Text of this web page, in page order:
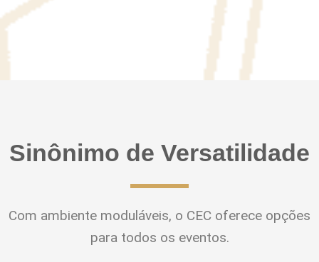
Sinônimo de Versatilidade
Com ambiente moduláveis, o CEC oferece opções
para todos os eventos.